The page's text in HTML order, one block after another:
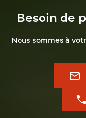
Besoin de
Nous sommes à
mail_outline